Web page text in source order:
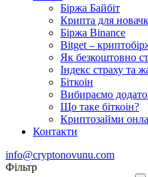
Біржа Байбіт
Крипта для
Біржа Binance
Bitget –
Як безкоштовно
Індекс страху та
Біткоін
Вибираємо
Що таке біткоін?
Криптозайми
Контакти
info@cryptonovunu.com
Фiльтр